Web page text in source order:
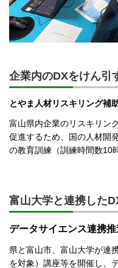
企業内のDXをけん引
とやま人材リスキリング補
富山県内企業のリスキリン
促進するため、国の人材開
の教育訓練（訓練時間数10
富山大学と連携した
データサイエンス連携
県と富山市、富山大学が連
を対象）講座等を開催し、